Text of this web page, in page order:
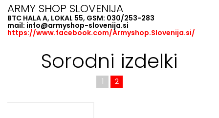
ARMY SHOP SLOVENIJA
BTC HALA A, LOKAL 55, GSM: 030/253-283
mail: info@armyshop-slovenija.si
https://www.facebook.com/Armyshop.Slovenija.si/
Sorodni izdelki
1 2